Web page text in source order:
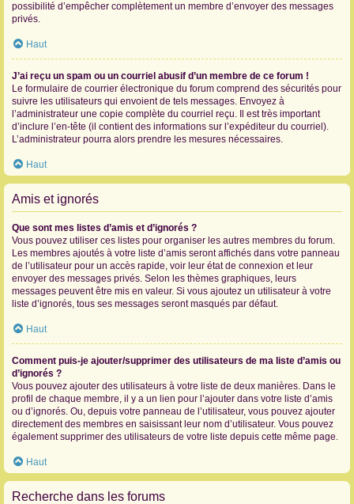
possibilité d’empêcher complètement un membre d’envoyer des messages
privés.
Haut
J’ai reçu un spam ou un courriel abusif d’un membre de ce forum !
Le formulaire de courrier électronique du forum comprend des sécurités pour
suivre les utilisateurs qui envoient de tels messages. Envoyez à
l’administrateur une copie complète du courriel reçu. Il est très important
d’inclure l’en-tête (il contient des informations sur l’expéditeur du courriel).
L’administrateur pourra alors prendre les mesures nécessaires.
Haut
Amis et ignorés
Que sont mes listes d’amis et d’ignorés ?
Vous pouvez utiliser ces listes pour organiser les autres membres du forum.
Les membres ajoutés à votre liste d’amis seront affichés dans votre panneau
de l’utilisateur pour un accès rapide, voir leur état de connexion et leur
envoyer des messages privés. Selon les thèmes graphiques, leurs
messages peuvent être mis en valeur. Si vous ajoutez un utilisateur à votre
liste d’ignorés, tous ses messages seront masqués par défaut.
Haut
Comment puis-je ajouter/supprimer des utilisateurs de ma liste d’amis ou
d’ignorés ?
Vous pouvez ajouter des utilisateurs à votre liste de deux manières. Dans le
profil de chaque membre, il y a un lien pour l’ajouter dans votre liste d’amis
ou d’ignorés. Ou, depuis votre panneau de l’utilisateur, vous pouvez ajouter
directement des membres en saisissant leur nom d’utilisateur. Vous pouvez
également supprimer des utilisateurs de votre liste depuis cette même page.
Haut
Recherche dans les forums